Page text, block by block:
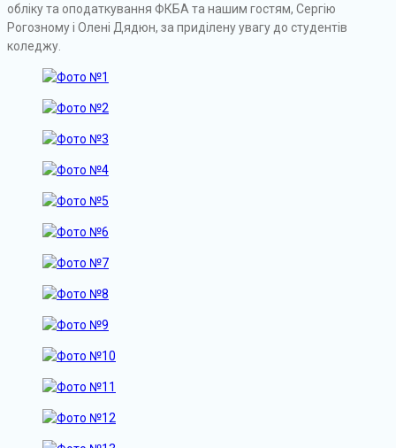
обліку та оподаткування ФКБА та нашим гостям, Сергію
Рогозному і Олені Дядюн, за приділену увагу до студентів
коледжу.